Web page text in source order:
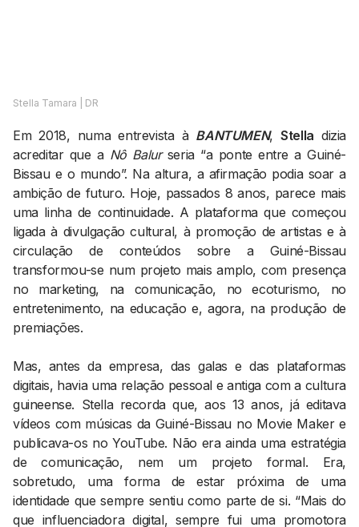
Contactos
EMAIL
GERAL@BANTUMEN.COM
WHATSAPP
+351 912 127 577
Pesquisar
Stella Tamara | DR
Em 2018, numa entrevista à BANTUMEN,Stella dizia
acreditar que a Nô Balurseria “a ponte entre a Guiné-
Bissau e o mundo”. Na altura, a afirmação podia soar a
ambição de futuro. Hoje, passados 8 anos, parece mais
uma linha de continuidade. A plataforma que começou
ligada à divulgação cultural, à promoção de artistas e à
circulação de conteúdos sobre a Guiné-Bissau
transformou-se num projeto mais amplo, com presença
no marketing, na comunicação, no ecoturismo, no
entretenimento, na educação e, agora, na produção de
premiações.
Mas, antes da empresa, das galas e das plataformas
digitais, havia uma relação pessoal e antiga com a cultura
guineense. Stella recorda que, aos 13 anos, já editava
vídeos com músicas da Guiné-Bissau no Movie Maker e
publicava-os no YouTube. Não era ainda uma estratégia
de comunicação, nem um projeto formal. Era,
sobretudo, uma forma de estar próxima de uma
identidade que sempre sentiu como parte de si. “Mais do
que influenciadora digital, sempre fui uma promotora